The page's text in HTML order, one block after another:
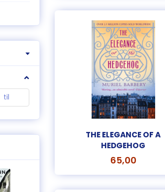
THE ELEGANCE OF A
HEDGEHOG
65,00